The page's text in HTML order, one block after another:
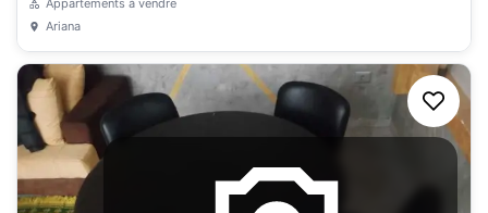
Appartements à vendre
Ariana